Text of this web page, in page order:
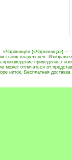
(«Чаровница») —
своих владельцев.
приведённых
отличаться от
ниток. Бесплатная